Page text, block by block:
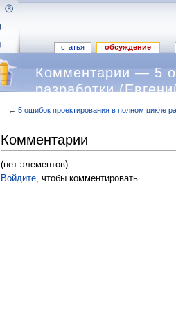
статья обсуждение
Комментарии — 5
разработки
← 5 ошибок проектирования в полном цикле
Комментарии
(нет элементов)
Войдите, чтобы комментировать.